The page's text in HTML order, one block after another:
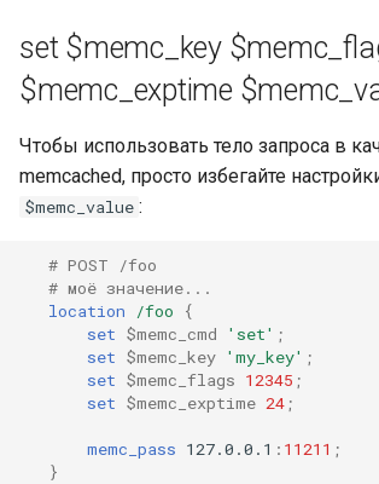
set $memc_key
$memc_exptime
Чтобы использовать тело запроса в
memcached, просто избегайте
$memc_value :
# POST /foo
# моё значение...
location
/foo
{
set $memc_cmd 'set' ;
set $memc_key 'my_key' ;
set $memc_flags 12345 ;
set $memc_exptime 24 ;
memc_pass 127.0.0.1 : 11211 ;
}